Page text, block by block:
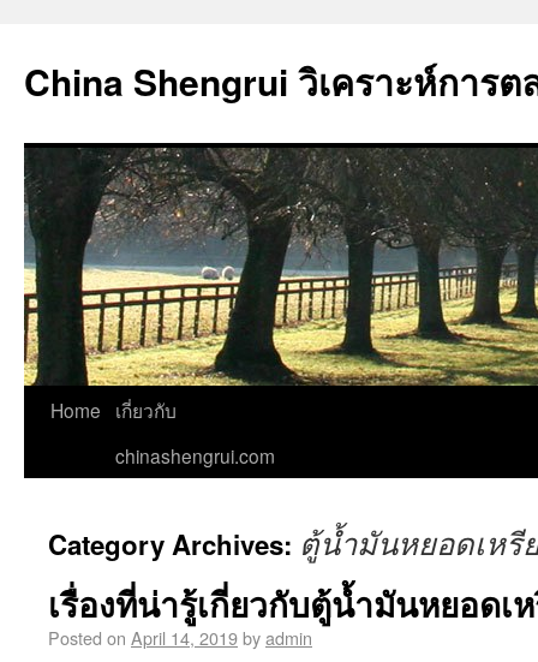
China Shengrui วิเคราะห์การ
Home
เกี่ยวกับ
chinashengrui.com
Category Archives: ตู้น้ำมันหยอดเหรี
เรื่องที่น่ารู้เกี่ยวกับตู้น้ำมันหยอดเ
Posted on April 14, 2019byadmin